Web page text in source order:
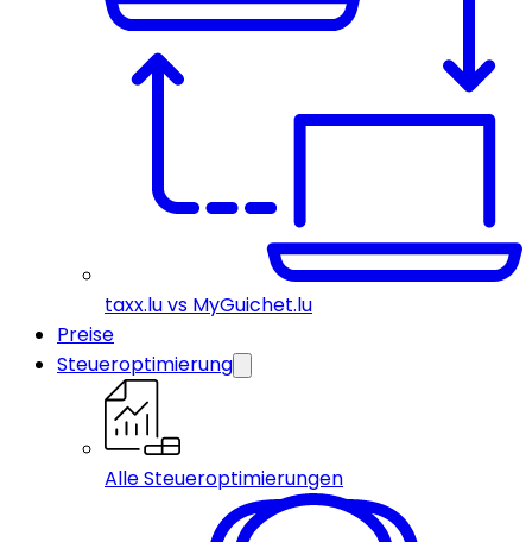
taxx.lu vs MyGuichet.lu
Preise
Steueroptimierung
Alle Steueroptimierungen